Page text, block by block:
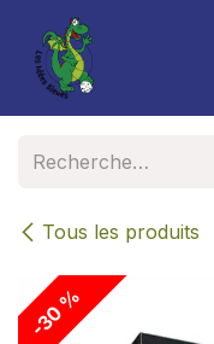
Se rendre au
Tous les produits
-30 %